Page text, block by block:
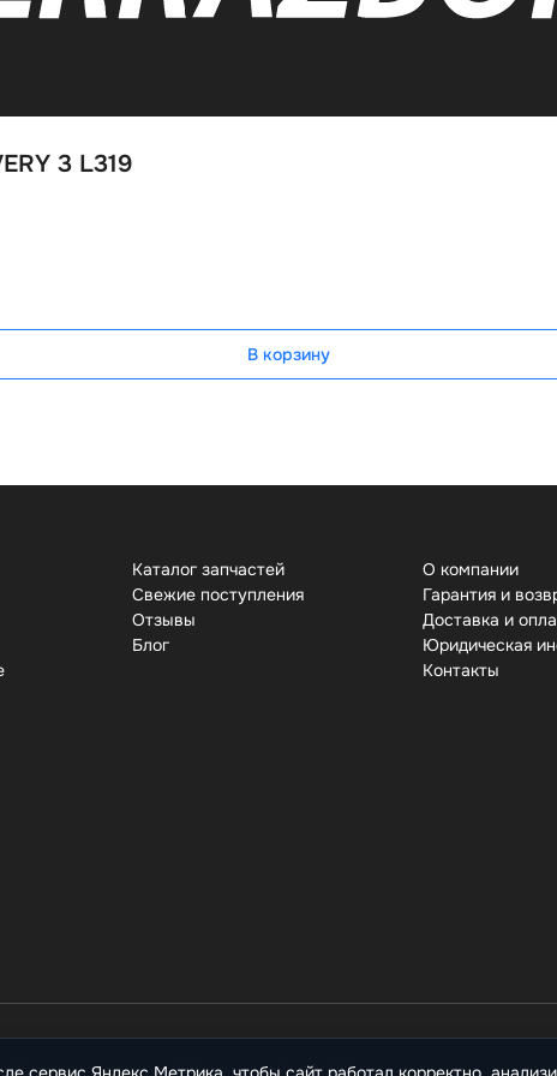
3 L319
В корзину
Каталог запчастей
Свежие поступления
Отзывы
Бло
О компании
Гарантия и
Доставка и
Юридическая
Контакты